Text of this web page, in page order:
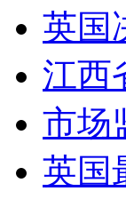
英国
江西
市场
英国